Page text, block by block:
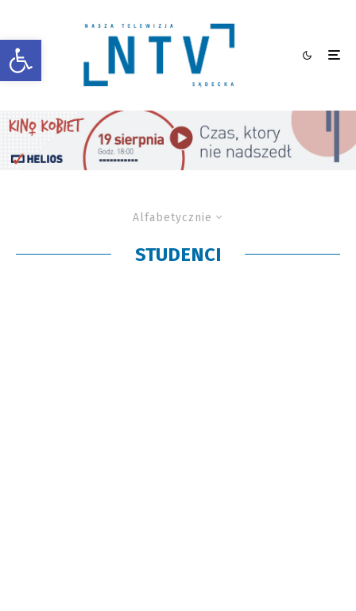
Otwórz pasek narzędzi
Alfabetycznie
STUDENCI